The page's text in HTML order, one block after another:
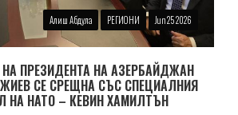
Алиш Абдула РЕГИОНИ Jun 25 2026
ПРЕЗИДЕНТА НА АЗЕРБАЙДЖАН
СЕ СРЕЩНА СЪС СПЕЦИАЛНИЯ
НА НАТО – КЕВИН ХАМИЛТЪН